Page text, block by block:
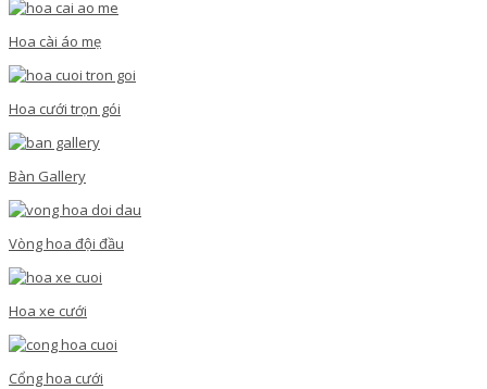
Hoa cài áo mẹ
Hoa cưới trọn gói
Bàn Gallery
Vòng hoa đội đầu
Hoa xe cưới
Cổng hoa cưới